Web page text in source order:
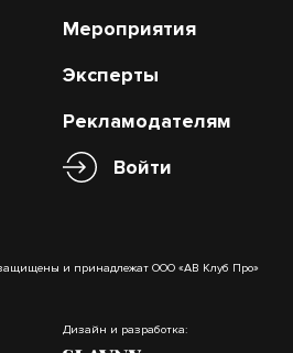
Мероприятия
Эксперты
Рекламодателям
Войти
и принадлежат ООО «АВ Клуб Про»
Дизайн и разработка: